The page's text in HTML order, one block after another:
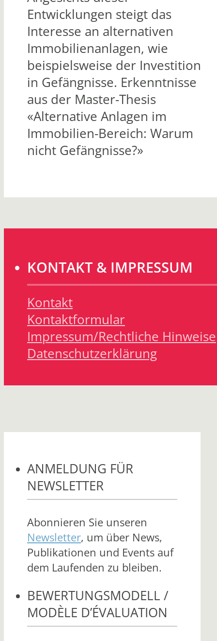
Entwicklungen steigt das
Interesse an alternativen
Immobilienanlagen, wie
beispielsweise der Investition
in Gefängnisse. Erkenntnisse
aus der Master-Thesis
«Alternative Anlagen im
Immobilien-Bereich: Warum
nicht Gefängnisse?»
KONTAKT & IMPRESSUM
Kontakt
Kontaktformular
Impressum/Rechtliche Hinweise
Datenschutzerklärung
ANMELDUNG FÜR
NEWSLETTER
Abonnieren Sie unseren
Newsletter, um über News,
Publikationen und Events auf
dem Laufenden zu bleiben.
BEWERTUNGSMODELL /
MODÈLE D’ÉVALUATION